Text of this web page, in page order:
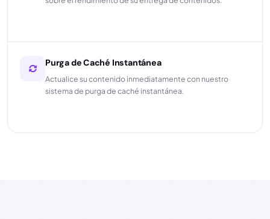
Purga de Caché Instantánea
Actualice su contenido inmediatamente con nuestro
sistema de purga de caché instantánea.